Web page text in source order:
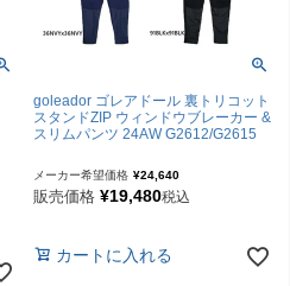
goleador ゴレアドール 裏トリコット
スタンドZIP ウィンドウブレーカー &
スリムパンツ 24AW G2612/G2615
メーカー希望価格 ¥24,640
販売価格 ¥19,480税込
カートに入れる